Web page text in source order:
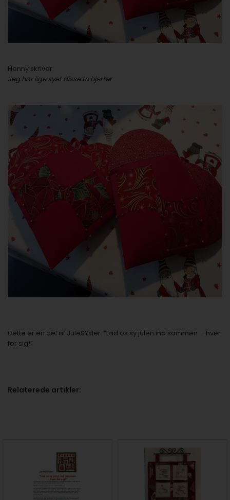
Henny skriver:
Jeg har lige syet disse to hjerter
Dette er en del af JuleSYsler “Lad os sy julen ind sammen - hver
for sig!”
Relaterede artikler: